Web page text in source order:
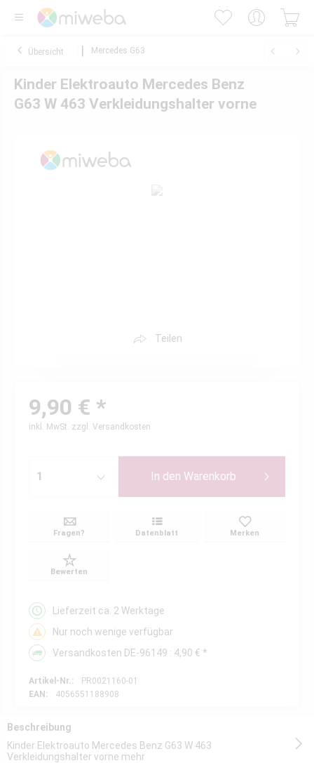
Übersicht Mercedes G63
Kinder Elektroauto Mercedes Benz
G63 W 463 Verkleidungshalter vorne
Teilen
9,90 € *
inkl. MwSt. zzgl. Versandkosten
In den Warenkorb
Fragen? Datenblatt Merken
Bewerten
Lieferzeit ca. 2 Werktage
Nur noch wenige verfügbar
Versandkosten DE-96149 : 4,90 € *
Artikel-Nr.:
PR0021160-01
EAN:
4056551188908
Beschreibung
Kinder Elektroauto Mercedes Benz G63 W 463
Verkleidungshalter vorne mehr